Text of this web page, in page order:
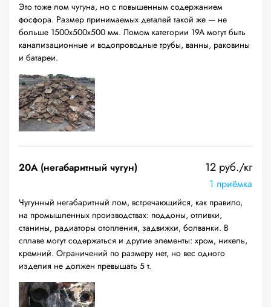
Это тоже лом чугуна, но с повышенным содержанием
фосфора. Размер принимаемых деталей такой же — не
больше 1500х500х500 мм. Ломом категории 19А могут быть
канализационные и водопроводные трубы, ванны, раковины
и батареи.
20A (негабаритный чугун) 12 руб./кг
1 приёмка
Чугунный негабаритный лом, встречающийся, как правило,
на промышленных производствах: поддоны, отливки,
станины, радиаторы отопления, задвижки, болванки. В
сплаве могут содержаться и другие элементы: хром, никель,
кремний. Ограничений по размеру нет, но вес одного
изделия не должен превышать 5 т.